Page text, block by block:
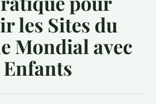
les Sites du
Mondial avec
Enfants